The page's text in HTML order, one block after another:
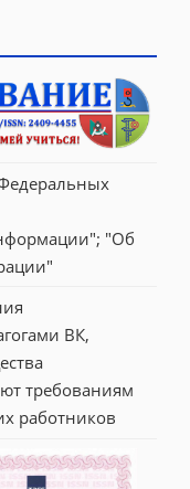
"Об
ВК,
требованиям
работников